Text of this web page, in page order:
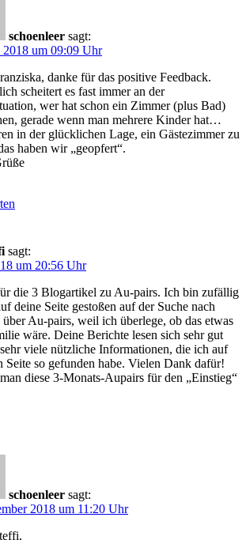
schoenleer sagt:
um 09:09 Uhr
danke für das positive Feedback.
scheitert es fast immer an der
wer hat schon ein Zimmer (plus Bad)
gerade wenn man mehrere Kinder hat…
in der glücklichen Lage, ein Gästezimmer zu
haben wir „geopfert“.
sagt:
um 20:56 Uhr
die 3 Blogartikel zu Au-pairs. Ich bin zufällig
deine Seite gestoßen auf der Suche nach
Au-pairs, weil ich überlege, ob das etwas
wäre. Deine Berichte lesen sich sehr gut
viele nützliche Informationen, die ich auf
Seite so gefunden habe. Vielen Dank dafür!
diese 3-Monats-Aupairs für den „Einstieg“
schoenleer sagt:
2018 um 11:20 Uhr